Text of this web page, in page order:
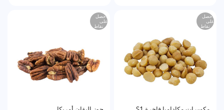
احصل
على
نقاط
احصل
على
نقاط